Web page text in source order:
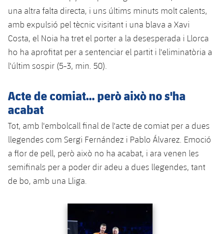
una altra falta directa, i uns últims minuts molt calents,
amb expulsió pel tècnic visitant i una blava a Xavi
Costa, el Noia ha tret el porter a la desesperada i Llorca
ho ha aprofitat per a sentenciar el partit i l'eliminatòria a
l'últim sospir (5-3, min. 50).
Acte de comiat... però això no s'ha
acabat
Tot, amb l'embolcall final de l'acte de comiat per a dues
llegendes com Sergi Fernández i Pablo Álvarez. Emoció
a flor de pell, però això no ha acabat, i ara venen les
semifinals per a poder dir adeu a dues llegendes, tant
de bo, amb una Lliga.